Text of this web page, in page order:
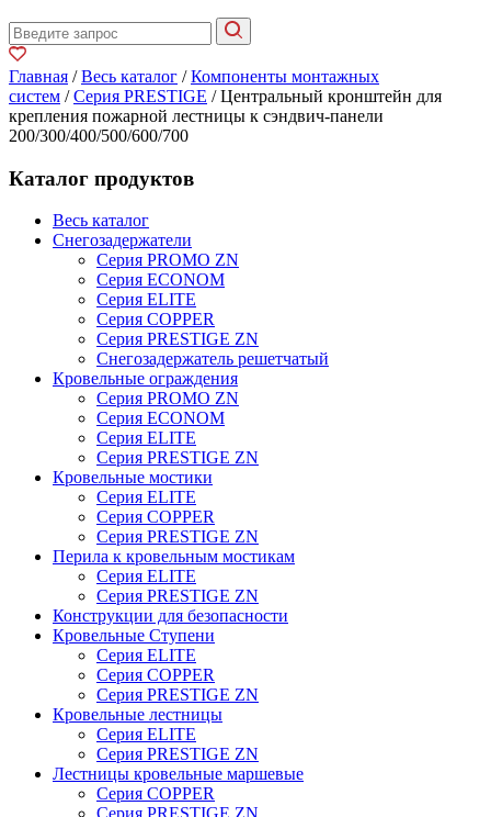
Главная /Весь каталог /Компоненты монтажных
систем /Серия PRESTIGE / Центральный кронштейн для
крепления пожарной лестницы к сэндвич-панели
200/300/400/500/600/700
Каталог продуктов
Весь каталог
Снегозадержатели
Серия PROMO ZN
Серия ECONOM
Серия ELITE
Серия COPPER
Серия PRESTIGE ZN
Снегозадержатель решетчатый
Кровельные ограждения
Серия PROMO ZN
Серия ECONOM
Серия ELITE
Серия PRESTIGE ZN
Кровельные мостики
Серия ELITE
Серия COPPER
Серия PRESTIGE ZN
Перила к кровельным мостикам
Серия ELITE
Серия PRESTIGE ZN
Конструкции для безопасности
Кровельные Ступени
Серия ELITE
Серия COPPER
Серия PRESTIGE ZN
Кровельные лестницы
Серия ELITE
Серия PRESTIGE ZN
Лестницы кровельные маршевые
Серия COPPER